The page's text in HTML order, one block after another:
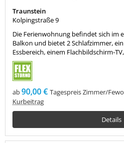
Traunstein
Kolpingstraße 9
Die Ferienwohnung befindet sich im
Balkon und bietet 2 Schlafzimmer,
Essbereich, einem Flachbildschirm-
ab90,00 € Tagespreis Zimmer/
Kurbeitrag
Details